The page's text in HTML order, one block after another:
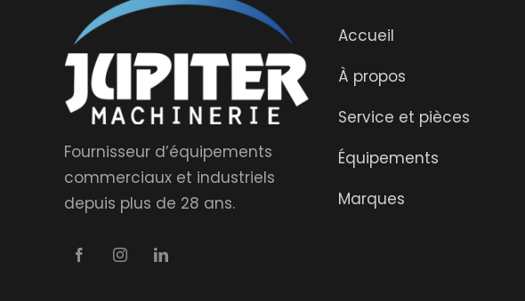
Fournisseur d’équipements
commerciaux et industriels
depuis plus de 28 ans.
Accueil
À propos
Service et pièces
Équipements
Marques